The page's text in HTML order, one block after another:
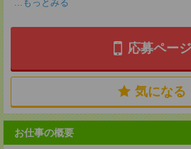
...もっとみる
応募ペー
気になる
お仕事の概要